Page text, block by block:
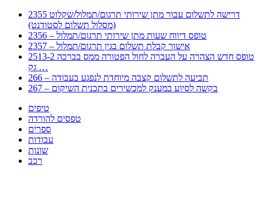
2355 דרישה לתשלום עבור מתן שירותי תרגום/תמלול/שקלוט
(מסלול תשלום לסטודנט)
2356 – טופס דיווח שעות מתן שירותי תרגום/תמלול
2357 – אישור קבלת תשלום בגין תרגום/תמלול
2513-2 טופס חדש הצהרה על העברה לחול הפטורה ממס בברכה
גק …
266 – תביעה לתשלום קצבה מיוחדת לנפגע בעבודה
267 – בקשה לסיוע במענק למכשירים בתכנית השיקום
טיפים
טפסים להורדה
ספרים
עבודות
שונות
רכב